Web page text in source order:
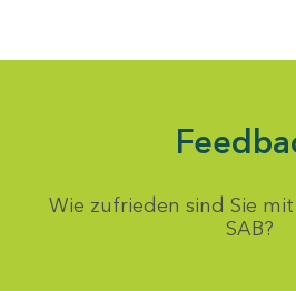
Wie zufrieden sind Sie
SAB?